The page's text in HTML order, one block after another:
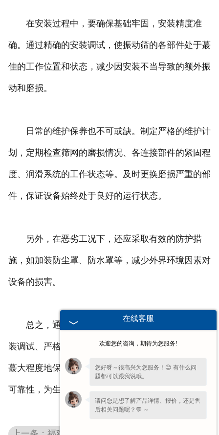
在安装过程中，要确保基础牢固，安装精度准
确。通过精确的安装调试，使振动筛的各部件处于蕞
佳的工作位置和状态，减少因安装不当导致的额外振
动和磨损。
日常的维护保养也不可或缺。制定严格的维护计
划，定期检查筛网的磨损情况、各连接部件的紧固程
度、润滑系统的工作状态等。及时更换磨损严重的部
件，保证设备始终处于良好的运行状态。
另外，在恶劣工况下，还应采取有效的防护措
施，如加装防尘罩、防水罩等，减少外界环境因素对
设备的损害。
总之，通过精心的设计、优质的选材、准确的安
装调试、严格的维护保养以及有效的防护措施，能够
蕞大程度地保证重型振动筛在恶劣工况下的稳定性和
可靠性，为生产的顺利进行提供有力保障。
在线客服
欢迎您的咨询，期待为您服务!
您好呀～很高兴为您服务！😊 有什么问
题都可以跟我说哦。
请问您是想了解产品详情、报价，还是售
后相关问题呢？💬 ～